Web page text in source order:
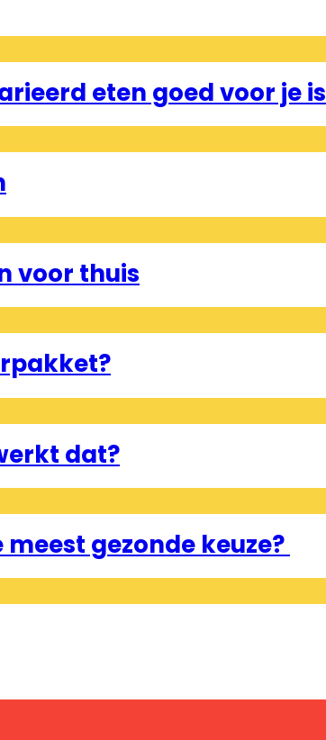
eten goed voor je is
voor thuis
dat?
gezonde keuze?